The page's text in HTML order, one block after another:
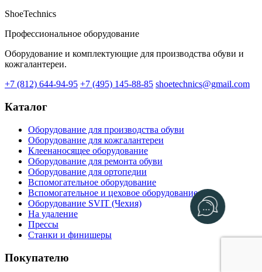
ShoeTechnics
Профессиональное оборудование
Оборудование и комплектующие для производства обуви и
кожгалантереи.
+7 (812) 644-94-95 +7 (495) 145-88-85 shoetechnics@gmail.com
Каталог
Оборудование для производства обуви
Оборудование для кожгалантереи
Клеенаносящее оборудование
Оборудование для ремонта обуви
Оборудование для ортопедии
Вспомогательное оборудование
Вспомогательное и цеховое оборудование
Оборудование SVIT (Чехия)
На удаление
Прессы
Станки и финишеры
Покупателю